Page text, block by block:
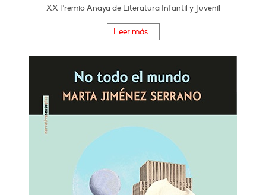
XX Premio Anaya de Literatura Infantil y Juvenil
Leer más...